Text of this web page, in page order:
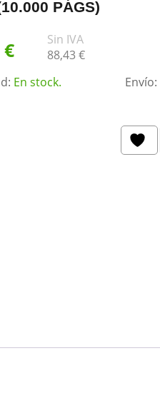
PÁGS)
€
Sin IVA
88,43€
En stock. Envío: